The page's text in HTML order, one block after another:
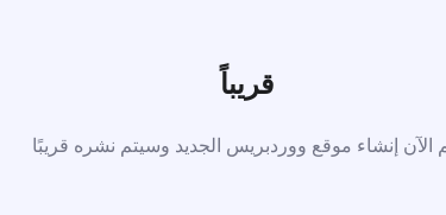
قريباً
الآن إنشاء موقع ووردبريس الجديد وسيتم نشره قريبًا